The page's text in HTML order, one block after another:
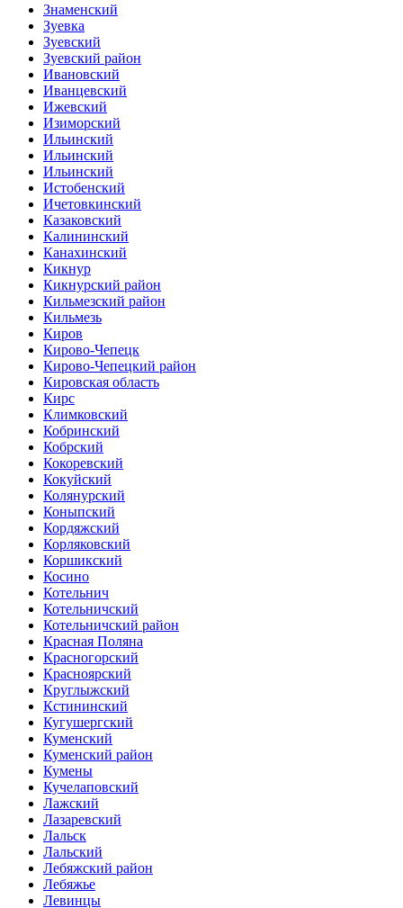
Знаменский
Зуевка
Зуевский
Зуевский район
Ивановский
Иванцевский
Ижевский
Изиморский
Ильинский
Ильинский
Ильинский
Истобенский
Ичетовкинский
Казаковский
Калининский
Канахинский
Кикнур
Кикнурский район
Кильмезский район
Кильмезь
Киров
Кирово-Чепецк
Кирово-Чепецкий район
Кировская область
Кирс
Климковский
Кобринский
Кобрский
Кокоревский
Кокуйский
Колянурский
Коныпский
Кордяжский
Корляковский
Коршикский
Косино
Котельнич
Котельничский
Котельничский район
Красная Поляна
Красногорский
Красноярский
Круглыжский
Кстининский
Кугушергский
Куменский
Куменский район
Кумены
Кучелаповский
Лажский
Лазаревский
Лальск
Лальский
Лебяжский район
Лебяжье
Левинцы